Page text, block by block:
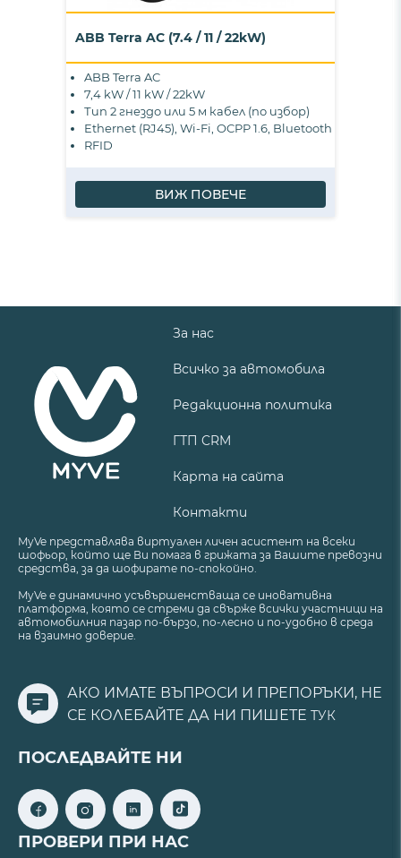
ABB Terra AC (7.4 / 11 / 22kW)
ABB Terra AC
7,4 kW / 11 kW / 22kW
Тип 2 гнездо или 5 м кабел (по избор)
Ethernet (RJ45), Wi-Fi, OCPP 1.6, Bluetooth
RFID
ВИЖ ПОВЕЧЕ
За нас
Всичко за автомобила
Редакционна политика
ГТП CRM
Карта на сайта
Контакти
MyVe представлява виртуален личен асистент на всеки
шофьор, който ще Ви помага в грижата за Вашите превозни
средства, за да шофирате по-спокойно.
MyVe е динамично усъвършенстваща се иновативна
платформа, която се стреми да свърже всички участници на
автомобилния пазар по-бързо, по-лесно и по-удобно в среда
на взаимно доверие.
АКО ИМАТЕ ВЪПРОСИ И ПРЕПОРЪКИ, НЕ
СЕ КОЛЕБАЙТЕ ДА НИ ПИШЕТЕ ТУК
ПОСЛЕДВАЙТЕ НИ
ПРОВЕРИ ПРИ НАС